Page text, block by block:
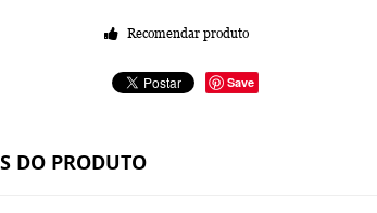
Recomendar produto
Save
DO PRODUTO